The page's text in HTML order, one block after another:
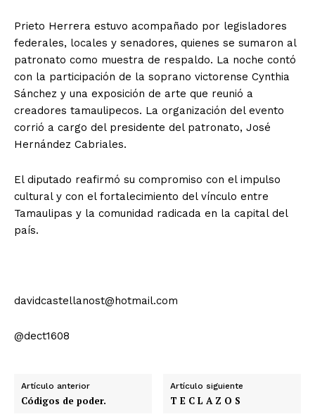
Prieto Herrera estuvo acompañado por legisladores
federales, locales y senadores, quienes se sumaron al
patronato como muestra de respaldo. La noche contó
con la participación de la soprano victorense Cynthia
Sánchez y una exposición de arte que reunió a
creadores tamaulipecos. La organización del evento
corrió a cargo del presidente del patronato, José
Hernández Cabriales.
El diputado reafirmó su compromiso con el impulso
cultural y con el fortalecimiento del vínculo entre
Tamaulipas y la comunidad radicada en la capital del
país.
davidcastellanost@hotmail.com
@dect1608
Artículo anterior
Códigos de poder.
Artículo siguiente
T E C L A Z O S